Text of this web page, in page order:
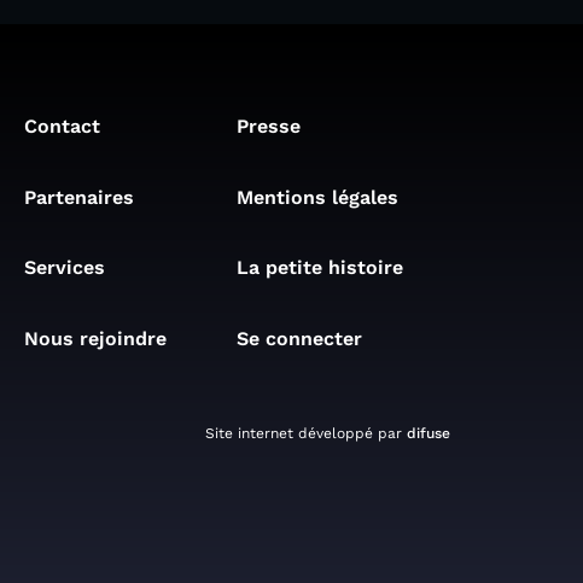
Contact Presse
Partenaires Mentions légales
Services La petite histoire
Nous rejoindre Se connecter
Site internet développé par difuse